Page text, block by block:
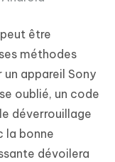
être
méthodes
appareil Sony
oublié, un code
déverrouillage
la bonne
dévoilera